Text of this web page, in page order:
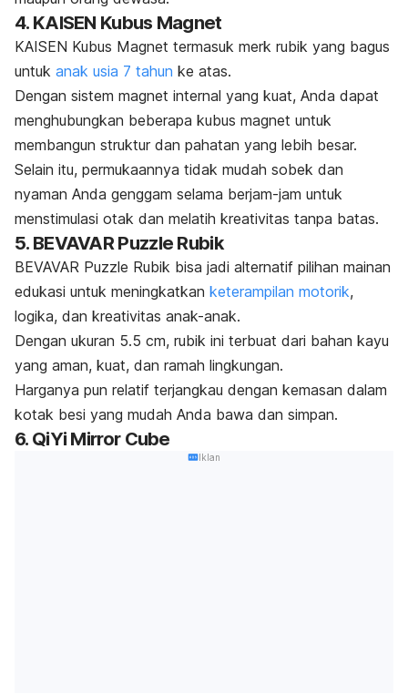
4. KAISEN Kubus Magnet
KAISEN Kubus Magnet termasuk merk rubik yang bagus
untuk anak usia 7 tahun ke atas.
Dengan sistem magnet internal yang kuat, Anda dapat
menghubungkan beberapa kubus magnet untuk
membangun struktur dan pahatan yang lebih besar.
Selain itu, permukaannya tidak mudah sobek dan
nyaman Anda genggam selama berjam-jam untuk
menstimulasi otak dan melatih kreativitas tanpa batas.
5. BEVAVAR Puzzle Rubik
BEVAVAR Puzzle Rubik bisa jadi alternatif pilihan mainan
edukasi untuk meningkatkan keterampilan motorik,
logika, dan kreativitas anak-anak.
Dengan ukuran 5.5 cm, rubik ini terbuat dari bahan kayu
yang aman, kuat, dan ramah lingkungan.
Harganya pun relatif terjangkau dengan kemasan dalam
kotak besi yang mudah Anda bawa dan simpan.
6. QiYi Mirror Cube
Iklan